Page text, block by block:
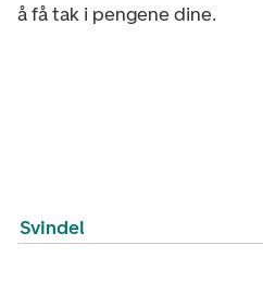
å få tak i pengene dine.
Svindel